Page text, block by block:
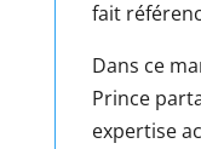
fait
Dans ce
Prince
expertise